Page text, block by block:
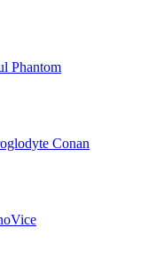
Phantom
Conan